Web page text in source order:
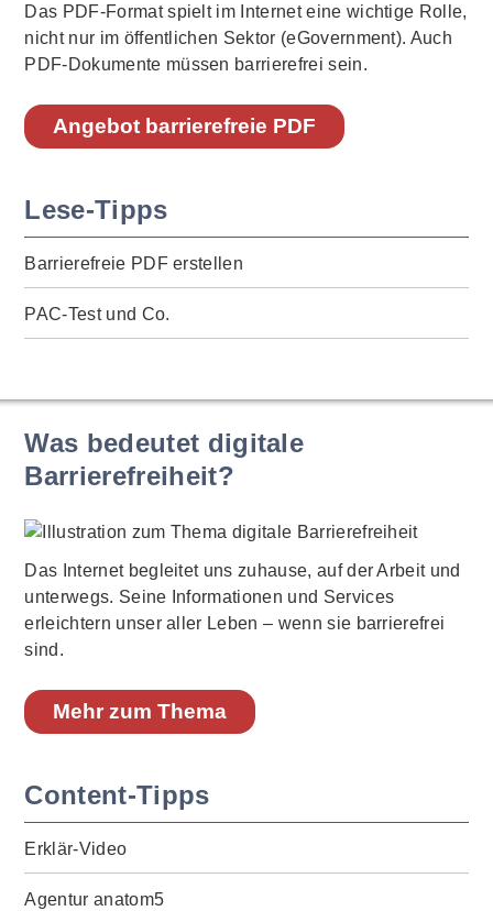
Das PDF-Format spielt im Internet eine wichtige Rolle,
nicht nur im öffentlichen Sektor (eGovernment). Auch
PDF-Dokumente müssen barrierefrei sein.
Angebot barrierefreie PDF
Lese-Tipps
Barrierefreie PDF erstellen
PAC-Test und Co.
Was bedeutet digitale
Barrierefreiheit?
Das Internet begleitet uns zuhause, auf der Arbeit und
unterwegs. Seine Informationen und Services
erleichtern unser aller Leben – wenn sie barrierefrei
sind.
Mehr zum Thema
Content-Tipps
Erklär-Video
Agentur anatom5